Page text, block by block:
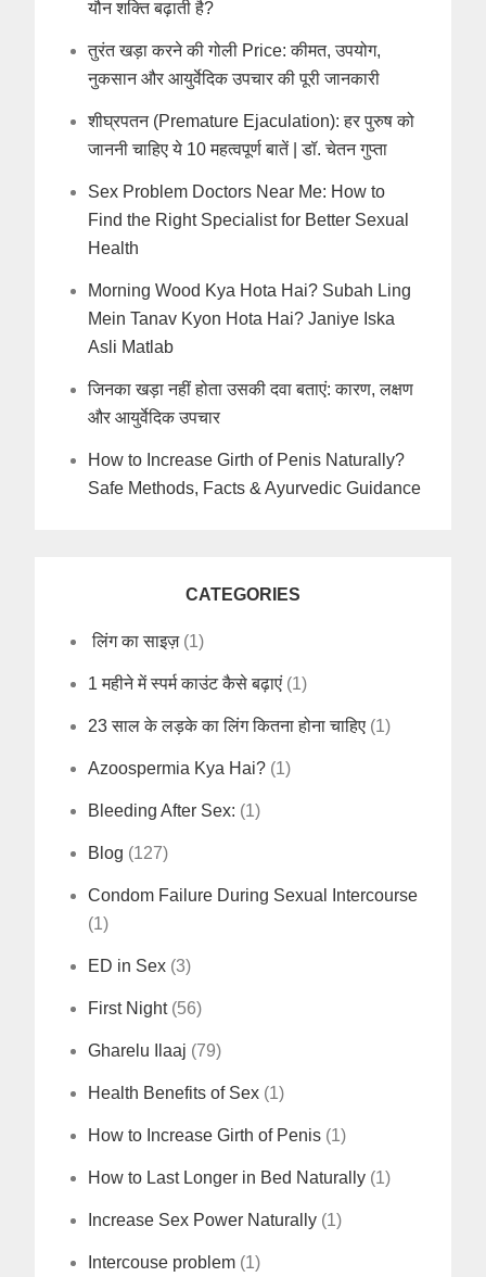
यौन शक्ति बढ़ाती है?
तुरंत खड़ा करने की गोली Price: कीमत, उपयोग,
नुकसान और आयुर्वेदिक उपचार की पूरी जानकारी
शीघ्रपतन (Premature Ejaculation): हर पुरुष को
जाननी चाहिए ये 10 महत्वपूर्ण बातें | डॉ. चेतन गुप्ता
Sex Problem Doctors Near Me: How to
Find the Right Specialist for Better Sexual
Health
Morning Wood Kya Hota Hai? Subah Ling
Mein Tanav Kyon Hota Hai? Janiye Iska
Asli Matlab
जिनका खड़ा नहीं होता उसकी दवा बताएं: कारण, लक्षण
और आयुर्वेदिक उपचार
How to Increase Girth of Penis Naturally?
Safe Methods, Facts & Ayurvedic Guidance
CATEGORIES
लिंग का साइज़(1)
1 महीने में स्पर्म काउंट कैसे बढ़ाएं (1)
23 साल के लड़के का लिंग कितना होना चाहिए (1)
Azoospermia Kya Hai? (1)
Bleeding After Sex: (1)
Blog (127)
Condom Failure During Sexual Intercourse
(1)
ED in Sex (3)
First Night(56)
Gharelu Ilaaj (79)
Health Benefits of Sex (1)
How to Increase Girth of Penis (1)
How to Last Longer in Bed Naturally (1)
Increase Sex Power Naturally (1)
Intercouse problem (1)